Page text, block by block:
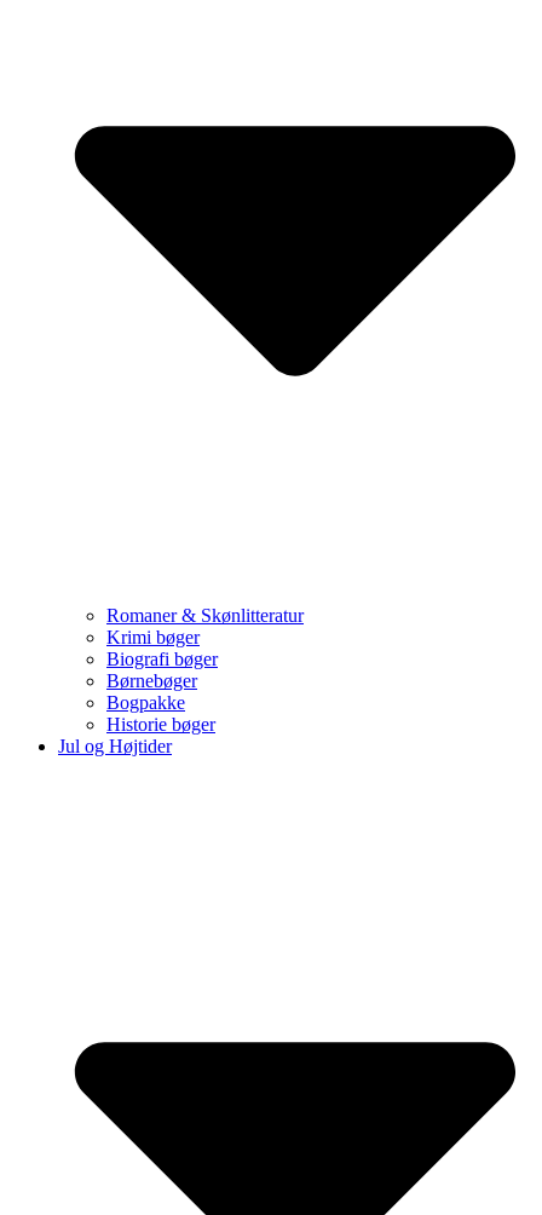
Romaner & Skønlitteratur
Krimi bøger
Biografi bøger
Børnebøger
Bogpakke
Historie bøger
Jul og Højtider